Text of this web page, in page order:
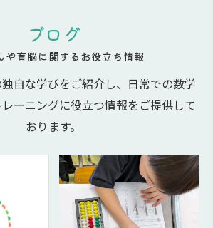
や育脳に関するお役立ち情報
ブログ
自な学びをご紹介し、日常での数学
ーニングに役立つ情報をご提供して
おります。